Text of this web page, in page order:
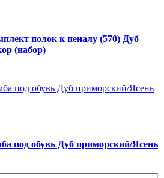
полок к пеналу (570) Дуб
(набор)
под обувь Дуб приморский/Ясень